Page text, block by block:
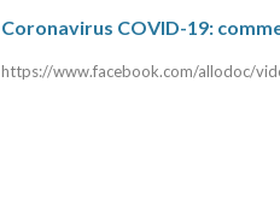
Coronavirus COVID-19:
https://www.facebook.com/allodoc/